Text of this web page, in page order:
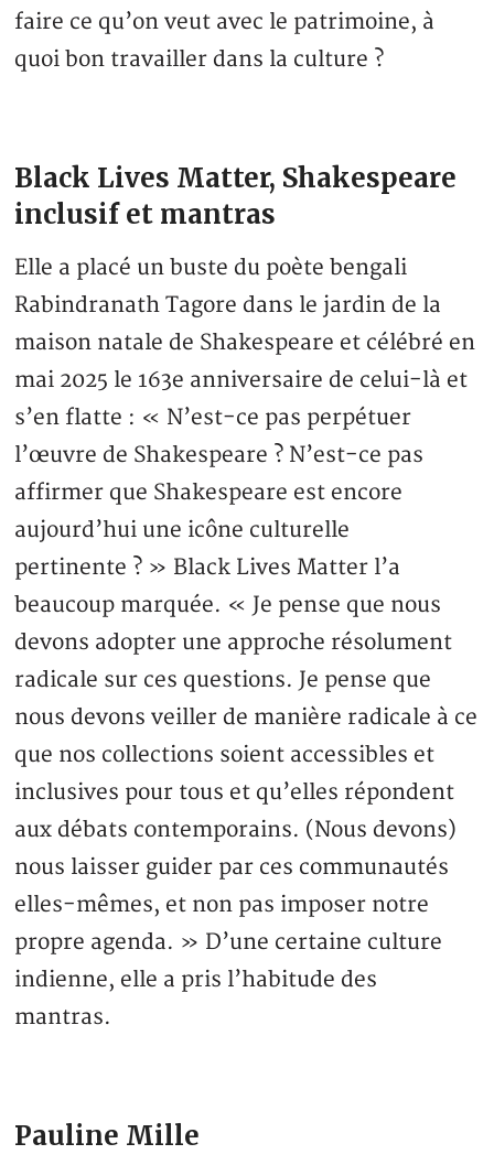
faire ce qu’on veut avec le patrimoine, à
quoi bon travailler dans la culture ?
Black Lives Matter, Shakespeare
inclusif et mantras
Elle a placé un buste du poète bengali
Rabindranath Tagore dans le jardin de la
maison natale de Shakespeare et célébré en
mai 2025 le 163e anniversaire de celui-là et
s’en flatte : « N’est-ce pas perpétuer
l’œuvre de Shakespeare ? N’est-ce pas
affirmer que Shakespeare est encore
aujourd’hui une icône culturelle
pertinente ? » Black Lives Matter l’a
beaucoup marquée. « Je pense que nous
devons adopter une approche résolument
radicale sur ces questions. Je pense que
nous devons veiller de manière radicale à ce
que nos collections soient accessibles et
inclusives pour tous et qu’elles répondent
aux débats contemporains. (Nous devons)
nous laisser guider par ces communautés
elles-mêmes, et non pas imposer notre
propre agenda. » D’une certaine culture
indienne, elle a pris l’habitude des
mantras.
Pauline Mille